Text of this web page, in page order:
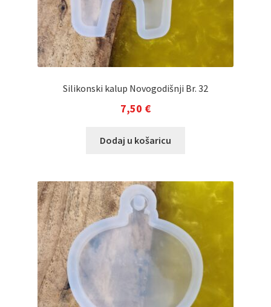
Silikonski kalup Novogodišnji Br. 32
7,50 €
Dodaj u košaricu